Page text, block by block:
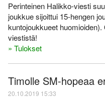
Perinteinen Halikko-viesti
joukkue sijoittui 15-hengen
kuntojoukkueet
viestistä!
» Tulokset
Timolle SM-hopeaa
20.10.2019 15:33